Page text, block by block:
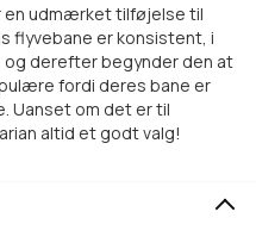
en udmærket tilføjelse til
flyvebane er konsistent, i
og derefter begynder den at
fordi deres bane er
Uanset om det er til
altid et godt valg!